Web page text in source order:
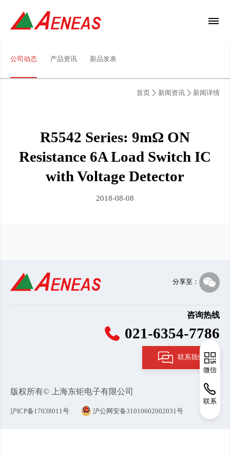
公司动态 产品资讯 新品发表
首页 新闻资讯 新闻详情
R5542 Series: 9mΩ ON
Resistance 6A Load Switch IC
with Voltage Detector
2018-08-08
分享至：
咨询热线
021-6354-7786
联系我们
版权所有© 上海东钜电子有限公司
沪ICP备17038011号 沪公网安备31010602002031号
微信
联系